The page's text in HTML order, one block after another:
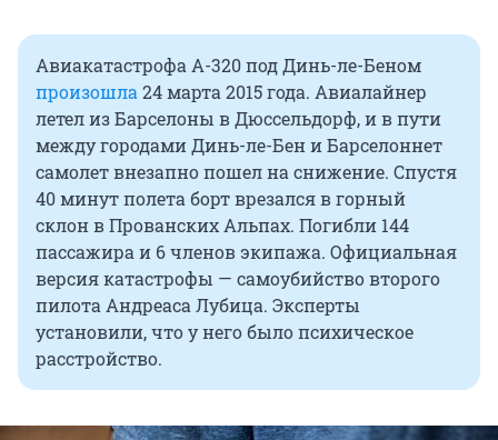
Авиакатастрофа А-320 под Динь-ле-Беном
произошла24 марта 2015 года. Авиалайнер
летел из Барселоны в Дюссельдорф, и в пути
между городами Динь-ле-Бен и Барселоннет
самолет внезапно пошел на снижение. Спустя
40 минут полета борт врезался в горный
склон в Прованских Альпах. Погибли 144
пассажира и 6 членов экипажа. Официальная
версия катастрофы — самоубийство второго
пилота Андреаса Лубица. Эксперты
установили, что у него было психическое
расстройство.